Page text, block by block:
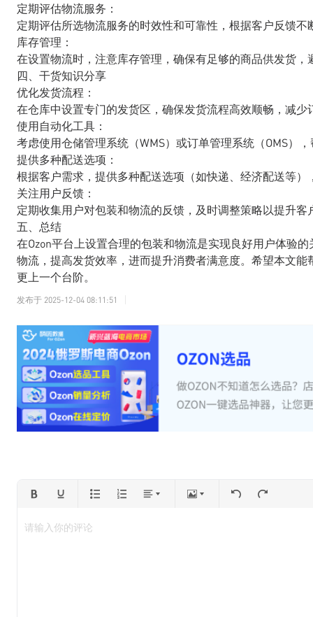
定期评估物流服务：
定期评估所选物流服务的时效性和可靠性，根据客户反馈不
库存管理：
在设置物流时，注意库存管理，确保有足够的商品供发货，
四、干货知识分享
优化发货流程：
在仓库中设置专门的发货区，确保发货流程高效顺畅，减少
使用自动化工具：
考虑使用仓储管理系统（WMS）或订单管理系统（OMS）
提供多种配送选项：
根据客户需求，提供多种配送选项（如快递、经济配送等
关注用户反馈：
定期收集用户对包装和物流的反馈，及时调整策略以提升客
五、总结
在Ozon平台上设置合理的包装和物流是实现良好用户体验
物流，提高发货效率，进而提升消费者满意度。希望本文
更上一个台阶。
发布于 2025-12-04 08:11:51
请输入你的评论